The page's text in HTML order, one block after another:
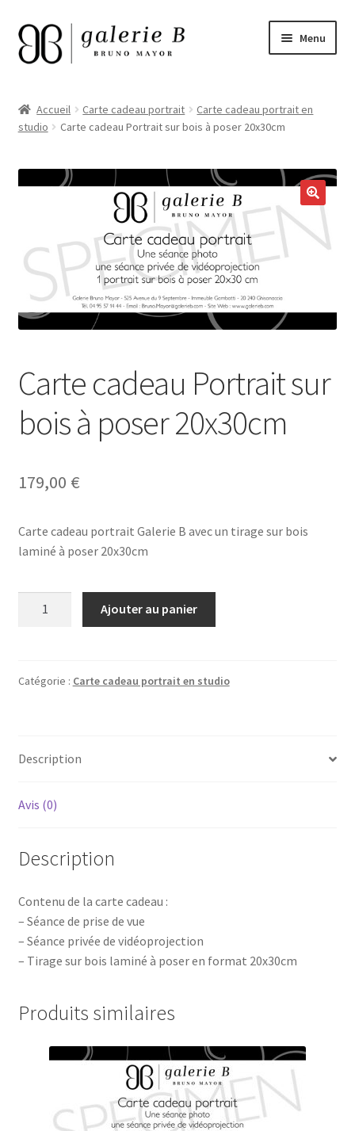
Aller
à
la
Aller
au
contenu
Menu
RDV identités
Galeries évènements en ligne
Ouvrir
le
menu
Mon panier
Accueil Carte cadeau portrait
Carte cadeau portrait en
studio
Carte cadeau Portrait sur bois à poser 20x30cm
Carte cadeau Portrait sur
bois à poser 20x30cm
179,00 €
Carte cadeau portrait Galerie B avec un tirage sur bois
laminé à poser 20x30cm
Portrait
poser
Ajouter au panier
Catégorie : Carte cadeau portrait en studio
Description
Avis (0)
Description
Contenu de la carte cadeau :
– Séance de prise de vue
– Séance privée de vidéoprojection
– Tirage sur bois laminé à poser en format 20x30cm
Produits similaires